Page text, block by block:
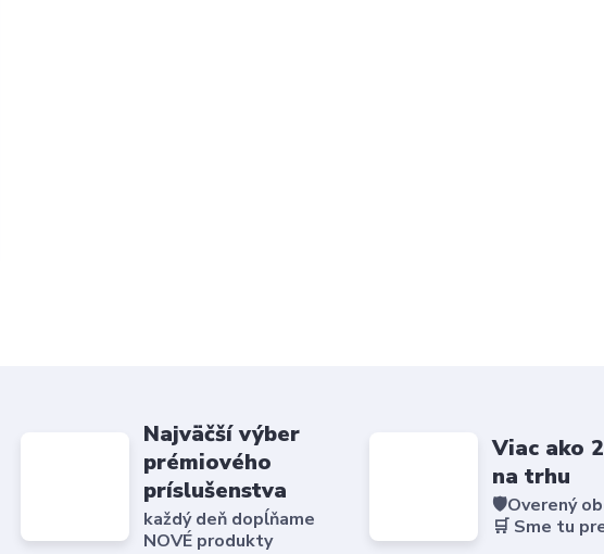
Najväčší výber
prémiového
príslušenstva
každý deň dopĺňame
NOVÉ produkty
Viac ako
na trhu
🛡️Overený
🛒 Sme tu